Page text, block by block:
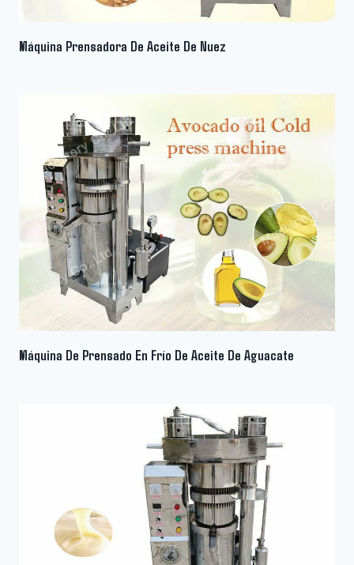
Máquina Prensadora De Aceite De Nuez
Máquina De Prensado En Frío De Aceite De Aguacate